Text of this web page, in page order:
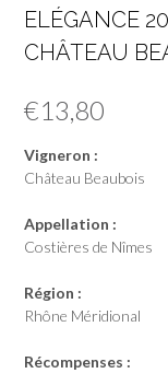
ELÉGANCE
CHÂTEAU
€13,80
Vigneron :
Château Beaubois
Appellation :
Costières de Nîmes
Région :
Rhône Méridional
Récompenses :